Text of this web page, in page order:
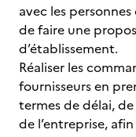
avec les
de faire une
d’établissement.
Réaliser les
fournisseurs en
termes de délai,
de l’entreprise,